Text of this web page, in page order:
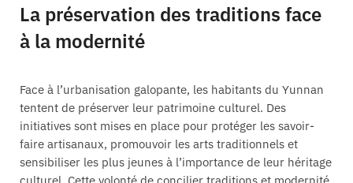
La préservation des traditions face
à la modernité
Face à l’urbanisation galopante, les habitants du Yunnan
tentent de préserver leur patrimoine culturel. Des
initiatives sont mises en place pour protéger les savoir-
faire artisanaux, promouvoir les arts traditionnels et
sensibiliser les plus jeunes à l’importance de leur héritage